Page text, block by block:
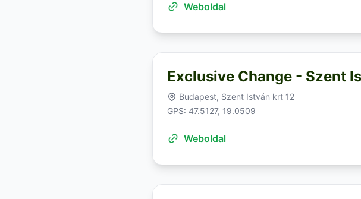
Weboldal
Exclusive Change - Szent
Budapest, Szent István krt 12
GPS: 47.5127, 19.0509
Weboldal